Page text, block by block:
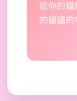
從你的貓
的貓貓